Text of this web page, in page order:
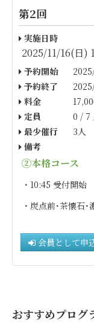
第2回
実施日時
2025/11/16(日)
予約開始
予約終了
料金
定員
0 / 7
最少催行
3人
備考
②本格コース
・10:45 受付開始
・炭点前･茶懐石･
会員として申
おすすめプログ